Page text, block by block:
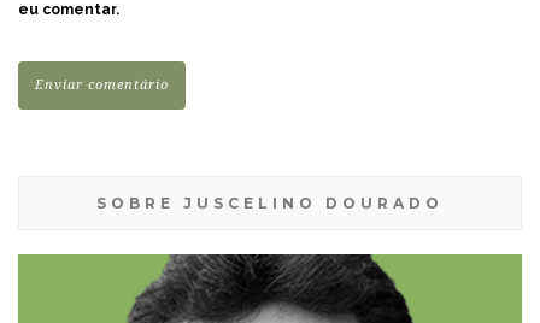
eu comentar.
SOBRE JUSCELINO DOURADO